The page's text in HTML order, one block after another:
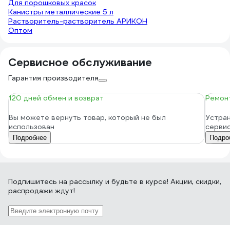
Для порошковых красок
Канистры металлические 5 л
Растворитель-растворитель АРИКОН
Оптом
Сервисное обслуживание
Гарантия производителя
120 дней обмен и возврат
Вы можете вернуть товар, который не был
использован
Подробнее
Подпишитесь на рассылку и будьте в курсе! Акции, скидки,
распродажи ждут!